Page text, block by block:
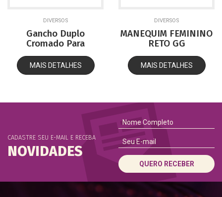
DIVERSOS
Gancho Duplo
Cromado Para
Provador/Box
MAIS DETALHES
DIVERSOS
MANEQUIM FEMININO
RETO GG
MAIS DETALHES
CADASTRE SEU E-MAIL E RECEBA
NOVIDADES
QUERO RECEBER